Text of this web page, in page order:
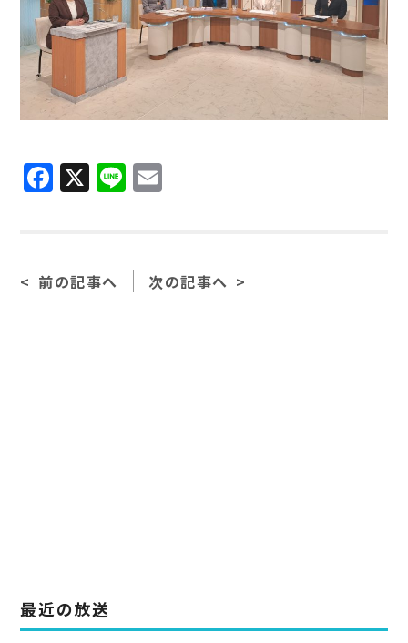
Facebook
X Line
前の記事へ 次の記事へ
最近の放送